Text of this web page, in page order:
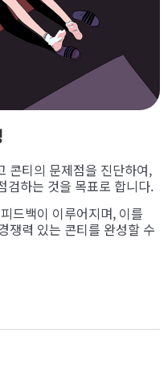
콘티의 문제점을 진단하여,
검하는 것을 목표로 합니다.
드백이 이루어지며, 이를
쟁력 있는 콘티를 완성할 수